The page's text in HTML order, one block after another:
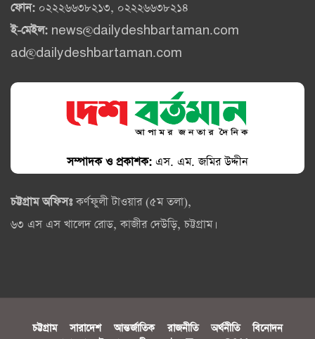
ফোন: ০২২২৬৬৩৮২১৩, ০২২২৬৬৩৮২১৪
ই-মেইল: news@dailydeshbartaman.com
ad@dailydeshbartaman.com
সম্পাদক ও প্রকাশক: এস. এম. জমির উদ্দীন
চট্টগ্রাম অফিসঃকর্ণফুলী টাওয়ার (৫ম তলা),
৬৩ এস এস খালেদ রোড, কাজীর দেউড়ি, চট্টগ্রাম।
চট্টগ্রাম সারাদেশ আন্তর্জাতিক রাজনীতি অর্থনীতি
বিনোদন